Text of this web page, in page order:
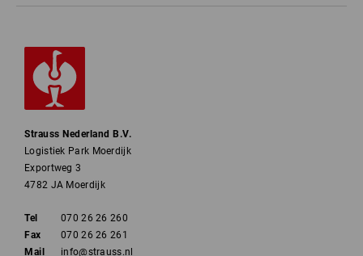
Strauss Nederland B.V.
Logistiek Park Moerdijk
Exportweg 3
4782 JA Moerdijk
Tel
070 26 26 260
Fax
070 26 26 261
Mail
info@strauss.nl